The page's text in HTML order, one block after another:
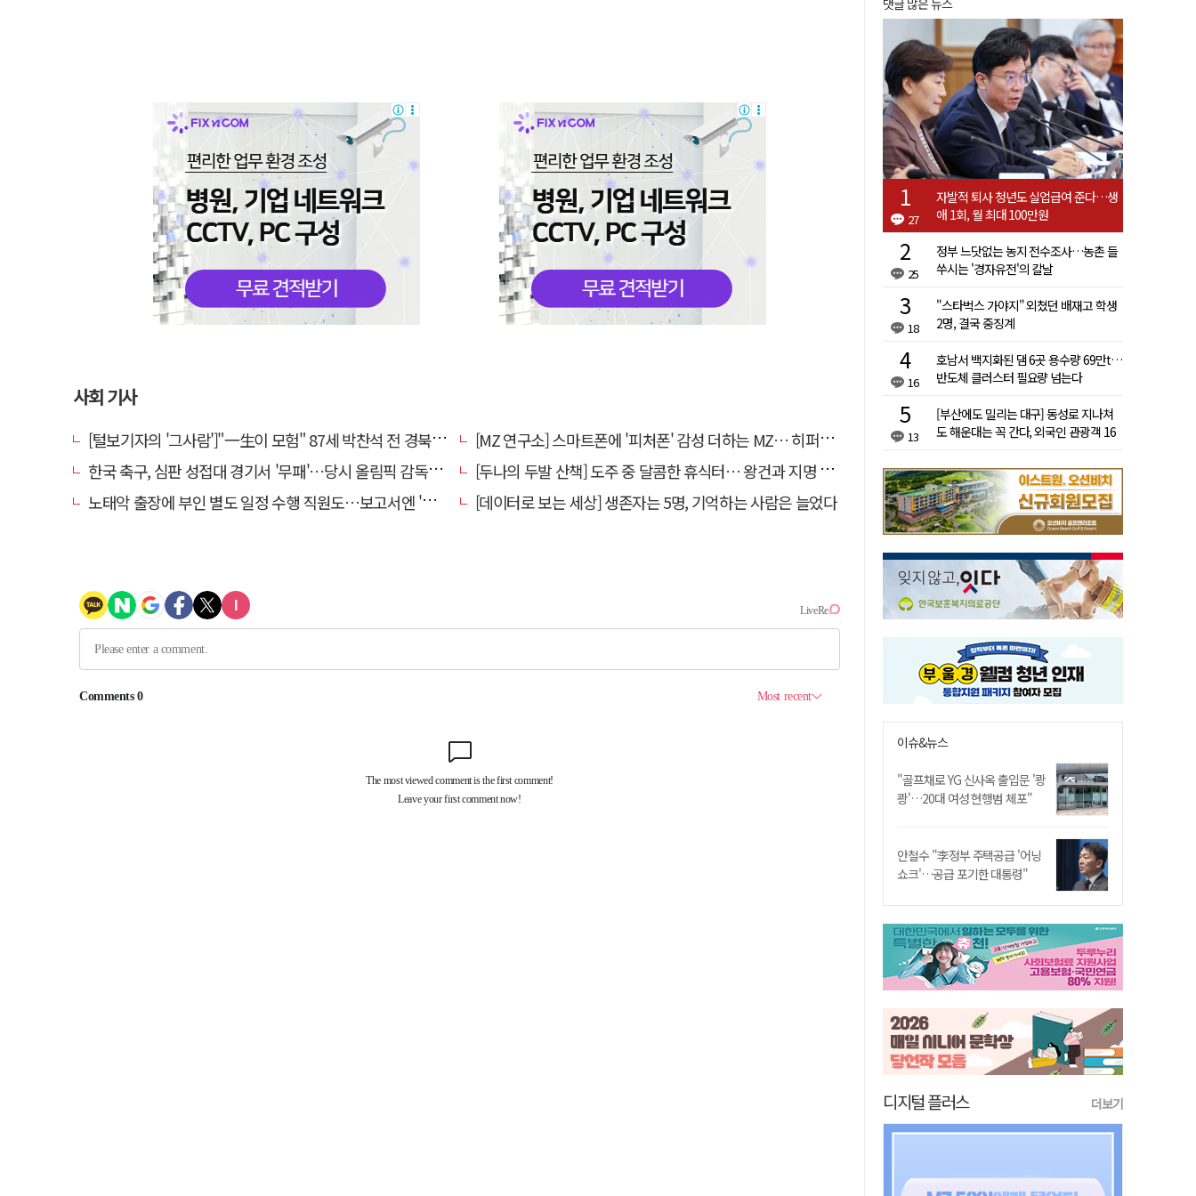
사회 기사
[털보기자의 '그사람']"一生이 모험" 87세 박찬석 전 경북대 총장
[MZ 연구소] 스마트폰에 '피처폰' 감성 더하는 MZ… 히퍼와 줄이어폰
한국 축구, 심판 성접대 경기서 '무패'…당시 올림픽 감독은 홍명보
[두나의 두발 산책] 도주 중 달콤한 휴식터… 왕건과 지명 산책
노태악 출장에 부인 별도 일정 수행 직원도…보고서엔 '공식일정 참석'
[데이터로 보는 세상] 생존자는 5명, 기억하는 사람은 늘었다
댓글 많은 뉴스
27
자발적 퇴사 청년도 실업급여 준다…생
애 1회, 월 최대 100만원
25
정부 느닷없는 농지 전수조사…농촌 들
쑤시는 '경자유전'의 칼날
18
"스타벅스 가야지" 외쳤던 배재고 학생
2명, 결국 중징계
16
호남서 백지화된 댐 6곳 용수량 69만t…
반도체 클러스터 필요량 넘는다
13
[부산에도 밀리는 대구] 동성로 지나쳐
도 해운대는 꼭 간다, 외국인 관광객 16
이슈&뉴스
"골프채로 YG 신사옥 출입문 '쾅
쾅'…20대 여성 현행범 체포"
안철수 "李정부 주택공급 '어닝
쇼크'…공급 포기한 대통령"
디지털 플러스 더보기